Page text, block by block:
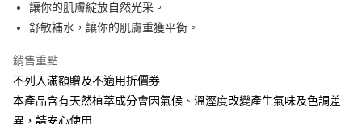
【大哥付你分期使用說明】
1.本服務由台灣大哥大提供，台灣大哥大用戶可立即使用無須另外申請。
流程，驗證手機門號後，選擇欲分期的期數、繳款截止日，確認付款後即完
成交易。
3.實際核准額度、可分期數及費用金額請依後續交易確認頁面所載為準。
4.訂單成立30分鐘內，如未前往確認交易或遇審核未通過，訂單將自動取
AFTEE先享後付
【關於「AFTEE先享後付」】
AFTEE先享後付是「在收到商品之後才付款」的支付方式。 讓您購物簡單
便利好安心！
１．簡單：不需註冊會員、不需綁卡、不需儲值。
２．便利：只要手機號碼，簡訊認證，即可結帳。
讓你的肌膚綻放自然光采。
舒敏補水，讓你的肌膚重獲平衡。
銷售重點
不列入滿額贈及不適用折價券
本產品含有天然植萃成分會因氣候、溫溼度改變產生氣味及色調差
異，請安心使用